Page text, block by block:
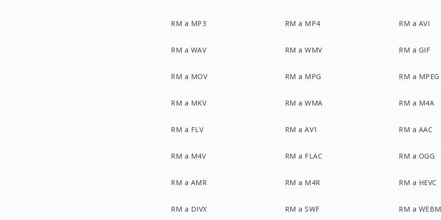
RM a MP3 RM a MP4 RM a AVI
RM a WAV RM a WMV RM a GIF
RM a MOV RM a MPG RM a MPEG
RM a MKV RM a WMA RM a M4A
RM a FLV RM a AV1 RM a AAC
RM a M4V RM a FLAC RM a OGG
RM a AMR RM a M4R RM a HEVC
RM a DIVX RM a SWF RM a WEBM